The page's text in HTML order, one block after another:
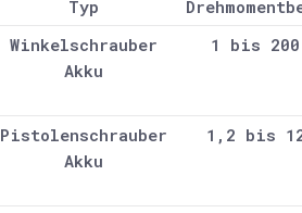
Typ
Winkelschrauber
Akku
1 bis 200
Pistolenschrauber
Akku
1,2 bis 12